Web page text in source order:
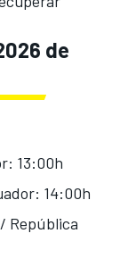
de
13:00h
14:00h
República